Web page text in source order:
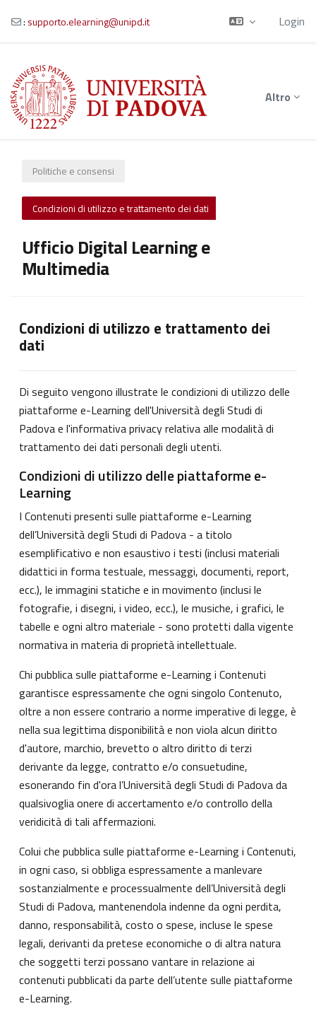
Vai al contenuto principale
: supporto.elearning@unipd.it Login
Altro
Politiche e consensi
Condizioni di utilizzo e trattamento dei dati
Ufficio Digital Learning e
Multimedia
Condizioni di utilizzo e trattamento dei
dati
Di seguito vengono illustrate le condizioni di utilizzo delle
piattaforme e-Learning dell'Università degli Studi di
Padova e l'informativa privacy relativa alle modalità di
trattamento dei dati personali degli utenti.
Condizioni di utilizzo delle piattaforme e-
Learning
I Contenuti presenti sulle piattaforme e-Learning
dell’Università degli Studi di Padova - a titolo
esemplificativo e non esaustivo i testi (inclusi materiali
didattici in forma testuale, messaggi, documenti, report,
ecc.), le immagini statiche e in movimento (inclusi le
fotografie, i disegni, i video, ecc.), le musiche, i grafici, le
tabelle e ogni altro materiale - sono protetti dalla vigente
normativa in materia di proprietà intellettuale.
Chi pubblica sulle piattaforme e-Learning i Contenuti
garantisce espressamente che ogni singolo Contenuto,
oltre a non essere contrario a norme imperative di legge, è
nella sua legittima disponibilità e non viola alcun diritto
d'autore, marchio, brevetto o altro diritto di terzi
derivante da legge, contratto e/o consuetudine,
esonerando fin d'ora l’Università degli Studi di Padova da
qualsivoglia onere di accertamento e/o controllo della
veridicità di tali affermazioni.
Colui che pubblica sulle piattaforme e-Learning i Contenuti,
in ogni caso, si obbliga espressamente a manlevare
sostanzialmente e processualmente dell’Università degli
Studi di Padova, mantenendola indenne da ogni perdita,
danno, responsabilità, costo o spese, incluse le spese
legali, derivanti da pretese economiche o di altra natura
che soggetti terzi possano vantare in relazione ai
contenuti pubblicati da parte dell’utente sulle piattaforme
e-Learning.